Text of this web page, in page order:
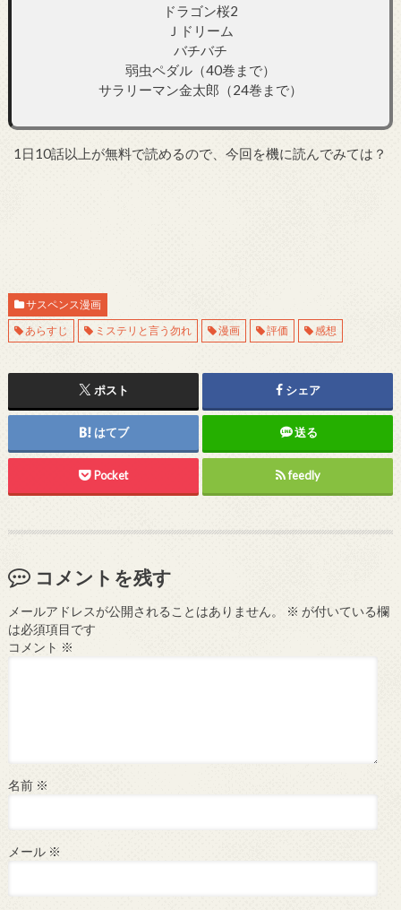
ドラゴン桜2
Ｊドリーム
バチバチ
弱虫ペダル（40巻まで）
サラリーマン金太郎（24巻まで）
1日10話以上が無料で読めるので、今回を機に読んでみては？
サスペンス漫画
あらすじ
ミステリと言う勿れ 漫画 評価 感想
ポスト シェア
はてブ 送る
Pocket feedly
コメントを残す
メールアドレスが公開されることはありません。 ※ が付いている欄
は必須項目です
コメント ※
名前 ※
メール ※